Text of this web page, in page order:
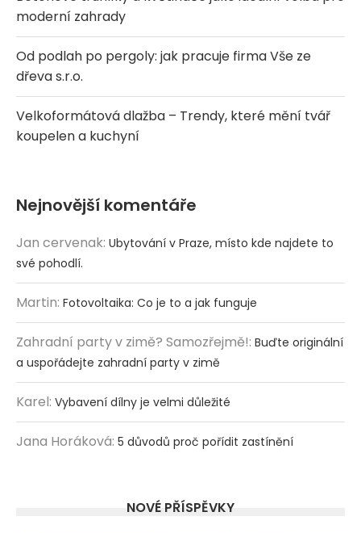
moderní zahrady
Od podlah po pergoly: jak pracuje firma Vše ze
dřeva s.r.o.
Velkoformátová dlažba – Trendy, které mění tvář
koupelen a kuchyní
Nejnovější komentáře
Jan cervenak: Ubytování v Praze, místo kde najdete to
své pohodlí.
Martin: Fotovoltaika: Co je to a jak funguje
Zahradní party v zimě? Samozřejmě!: Buďte originální
a uspořádejte zahradní party v zimě
Karel: Vybavení dílny je velmi důležité
Jana Horáková: 5 důvodů proč pořídit zastínění
NOVÉ PŘÍSPĚVKY